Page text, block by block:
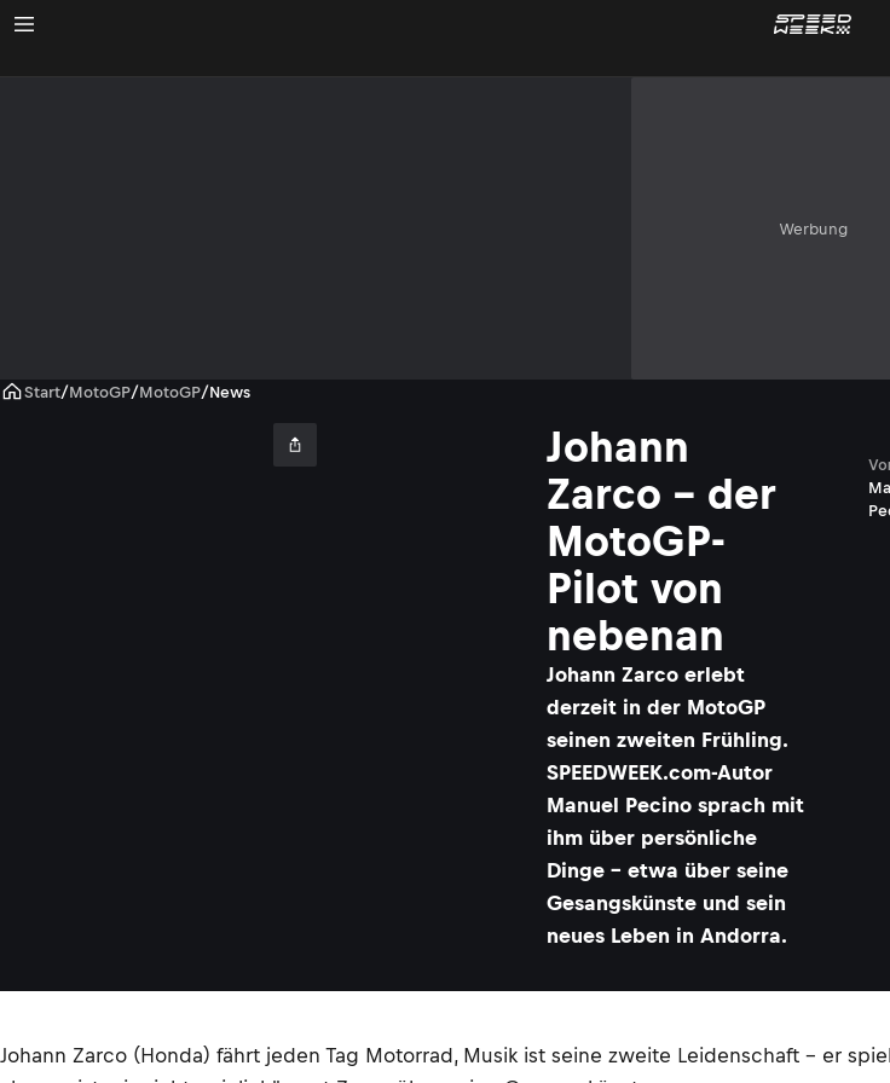
Werbung
Start/MotoGP/MotoGP/News
Johann
Zarco – der
MotoGP-
Pilot von
nebenan
Johann Zarco erlebt
derzeit in der MotoGP
seinen zweiten Frühling.
SPEEDWEEK.com-Autor
Manuel Pecino sprach mit
ihm über persönliche
Dinge – etwa über seine
Gesangskünste und sein
neues Leben in Andorra.
Johann Zarco (Honda) fährt jeden Tag Motorrad, Musik ist seine zweite Leidenschaft – er